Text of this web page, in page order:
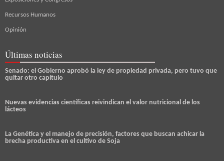
Recursos Humanos
Opinión
Últimas noticias
Senado: el Gobierno aprobó la ley de propiedad privada, pero tuvo que
quitar otro capítulo
Nuevas evidencias científicas reivindican el valor nutricional de los
lácteos
La Genética y el manejo de precisión, factores que buscan achicar la
brecha productiva en el cultivo de Soja